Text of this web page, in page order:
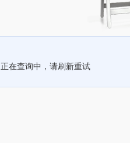
正在查询中，请刷新重试